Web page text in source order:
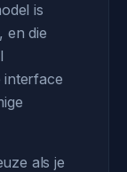
is
en die
als je